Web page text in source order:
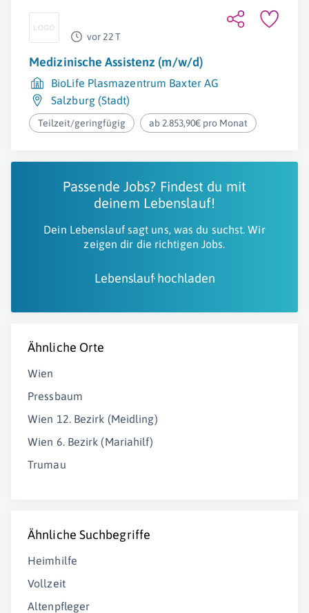
vor 22 T
Medizinische Assistenz (m/w/d)
BioLife Plasmazentrum Baxter AG
Salzburg (Stadt)
Teilzeit/geringfügig ab 2.853,90€ pro Monat
Passende Jobs? Findest du mit
deinem Lebenslauf!
Dein Lebenslauf sagt uns, was du suchst. Wir
zeigen dir die richtigen Jobs.
Lebenslauf hochladen
Ähnliche Orte
Wien
Pressbaum
Wien 12. Bezirk (Meidling)
Wien 6. Bezirk (Mariahilf)
Trumau
Ähnliche Suchbegriffe
Heimhilfe
Vollzeit
Altenpfleger